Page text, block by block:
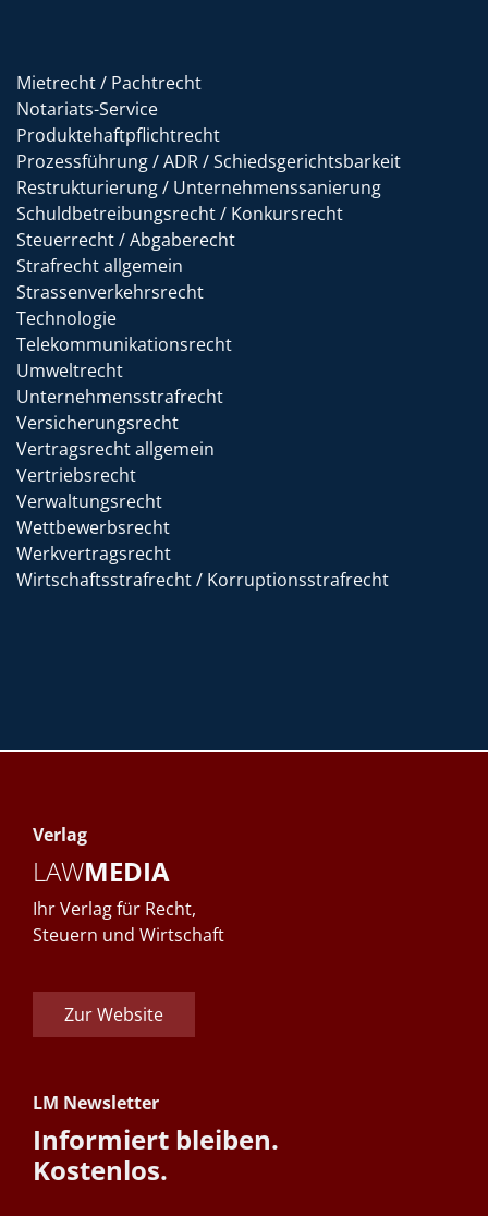
Mietrecht / Pachtrecht
Notariats-Service
Produktehaftpflichtrecht
Prozessführung / ADR / Schiedsgerichtsbarkeit
Restrukturierung / Unternehmenssanierung
Schuldbetreibungsrecht / Konkursrecht
Steuerrecht / Abgaberecht
Strafrecht allgemein
Strassenverkehrsrecht
Technologie
Telekommunikationsrecht
Umweltrecht
Unternehmensstrafrecht
Versicherungsrecht
Vertragsrecht allgemein
Vertriebsrecht
Verwaltungsrecht
Wettbewerbsrecht
Werkvertragsrecht
Wirtschaftsstrafrecht / Korruptionsstrafrecht
Verlag
LAWMEDIA
Ihr Verlag für Recht,
Steuern und Wirtschaft
Zur Website
LM Newsletter
Informiert bleiben.
Kostenlos.